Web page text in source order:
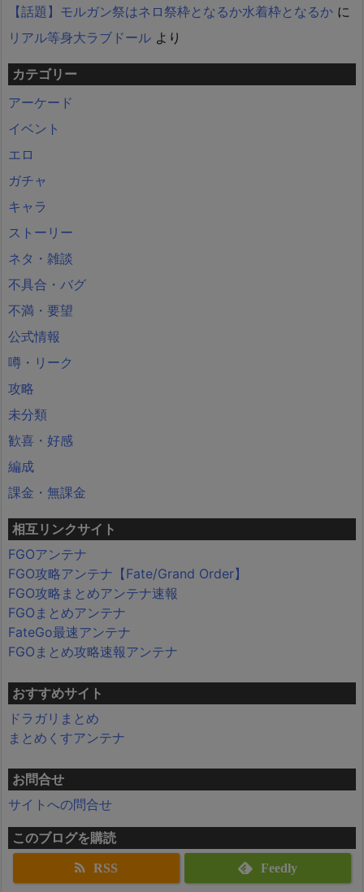
【話題】モルガン祭はネロ祭枠となるか水着枠となるか に
リアル等身大ラブドール より
カテゴリー
アーケード
イベント
エロ
ガチャ
キャラ
ストーリー
ネタ・雑談
不具合・バグ
不満・要望
公式情報
噂・リーク
攻略
未分類
歓喜・好感
編成
課金・無課金
相互リンクサイト
FGOアンテナ
FGO攻略アンテナ【Fate/Grand Order】
FGO攻略まとめアンテナ速報
FGOまとめアンテナ
FateGo最速アンテナ
FGOまとめ攻略速報アンテナ
おすすめサイト
ドラガリまとめ
まとめくすアンテナ
お問合せ
サイトへの問合せ
このブログを購読
RSS Feedly